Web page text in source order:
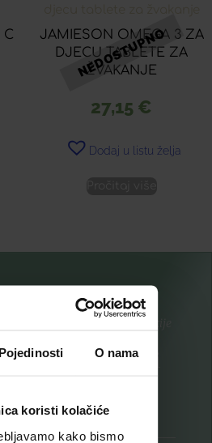
Pojedinosti O nama
koristi kolačiće
kako bismo
C
JAMIESON OMEGA 3 ZA
DJECU TABLETE ZA
ŽVAKANJE
27,15 €
Dodaj u listu želja
i ekskluzivne promocije
listu za novosti